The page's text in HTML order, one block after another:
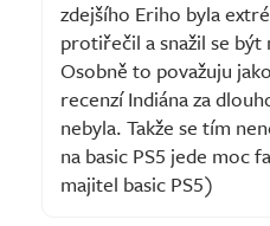
zdejšího Eriho byla
protiřečil a snažil se
Osobně to považuju
recenzí Indiána za
nebyla. Takže se tím
na basic PS5 jede moc
majitel basic PS5)